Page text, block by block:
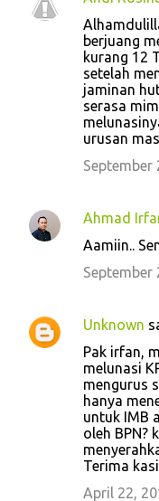
C
berjuang
kurang 12
setelah
jaminan
serasa
urusan
September
Ahmad
Aamiin..
September
Unknown
Pak irfan,
melunasi
mengurus
hanya
untuk IMB
oleh BPN?
Terima
April 22,